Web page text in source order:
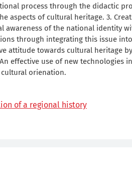
process through the didactic
aspects of cultural heritage. 3.
awareness of the national identity
through integrating this issue
attitude towards cultural heritage
effective use of new technologies
orienation.
of a regional history